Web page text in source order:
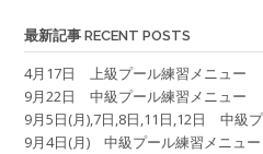
最新記事 RECENT POSTS
4月17日 上級プール練習メニュー
9月22日 中級プール練習メニュー
9月5日(月),7日,8日,11日,12日 中級
9月4日(月) 中級プール練習メニュー